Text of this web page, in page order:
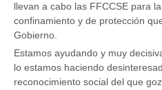
llevan a cabo las FFCCSE para
confinamiento y de protección
Gobierno.
Estamos ayudando y muy
lo estamos haciendo
reconocimiento social del que